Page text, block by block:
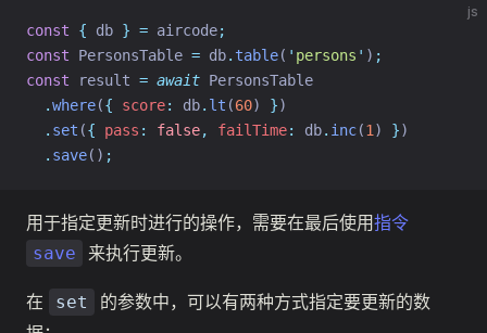
js
const { db } = aircode;
const PersonsTable = db. table( ' persons ' ) ;
const result = await PersonsTable
.where({ score: db. lt (60) })
. set ({ pass : false, failTime: db. inc(1 ) })
. save() ;
用于指定更新时进行的操作，需要在最后使用指令
save 来执行更新。
在 set
的参数中，可以有两种方式指定要更新的数